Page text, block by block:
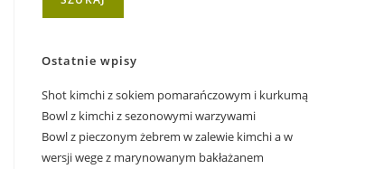
Ostatnie wpisy
Shot kimchi z sokiem pomarańczowym i kurkumą
Bowl z kimchi z sezonowymi warzywami
Bowl z pieczonym żebrem w zalewie kimchi a w
wersji wege z marynowanym bakłażanem